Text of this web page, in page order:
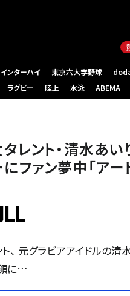
インターハイ 東京六大学野球 （新
ラグビー 陸上 水泳 ABEMA
タレント・清水あ
ファン夢中「アー
ト、 元グラビアアイドルの
顔に…